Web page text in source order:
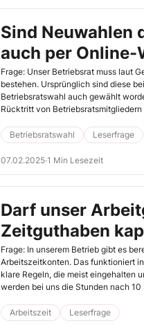
Jetzt muss das
Sind Neuwahlen
auch per Online-
Frage: Unser Betriebsrat muss laut Gesetz aus 7 Mitgliedern
bestehen. Ursprünglich sind diese
Betriebsratswahl auch gewählt
Rücktritt von
Verfügung. Es muss also neu
online erfolgen?
Betriebsratswahl Leserfrage
07.02.2025·1 Min Lesezeit
Darf unser
Zeitguthaben
Frage: In unserem Betrieb gibt es bereits seit Langem
Arbeitszeitkonten. Das funktioniert
klare Regeln, die meist eingehalten
werden bei uns die Stunden nach 10
der Höchstarbeitszeiten. Wie sollen
umgehen?
Arbeitszeit Leserfrage